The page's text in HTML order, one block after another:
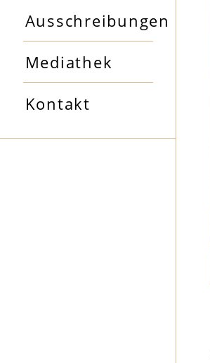
Ausschreibungen
Mediathek
Kontakt